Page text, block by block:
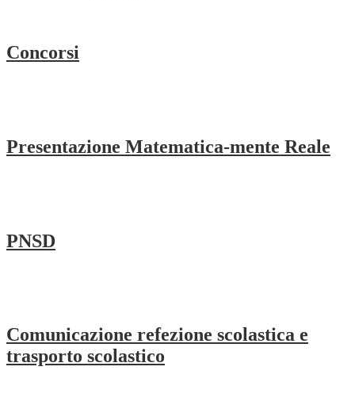
Concorsi
Presentazione Matematica-mente Reale
PNSD
Comunicazione refezione scolastica e
trasporto scolastico